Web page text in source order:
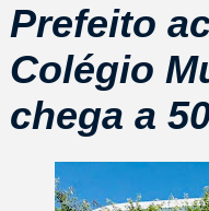
Prefeito
Colégio
chega a